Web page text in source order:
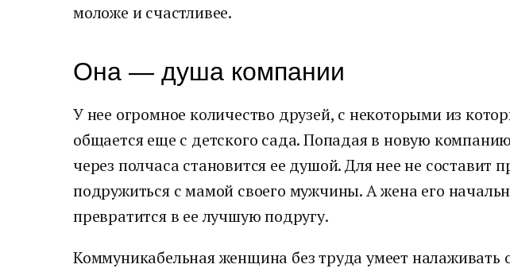
моложе и счастливее.
Она — душа компании
У нее огромное количество друзей, с некоторыми из
общается еще с детского сада. Попадая в новую
через полчаса становится ее душой. Для нее не составит
подружиться с мамой своего мужчины. А жена его
превратится в ее лучшую подругу.
Коммуникабельная женщина без труда умеет налаживать